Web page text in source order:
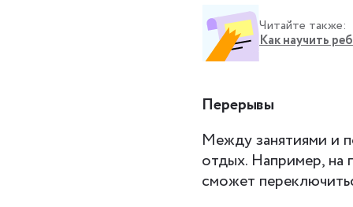
Читайте также:
Как научить
Перерывы
Между занятиями и
отдых. Например, на
сможет